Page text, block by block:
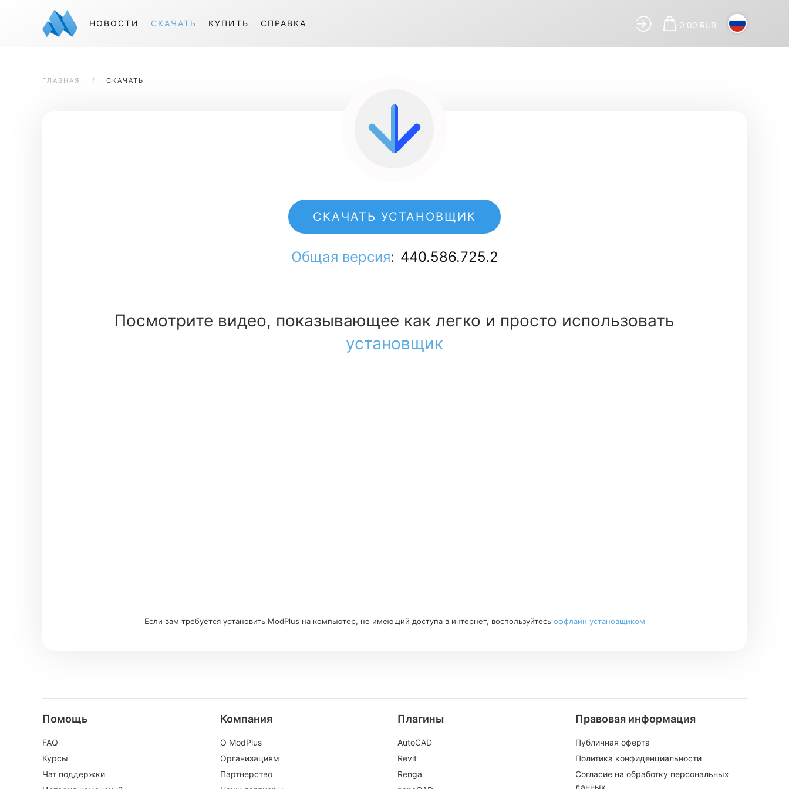
НОВОСТИ СКАЧАТЬ КУПИТЬ СПРАВКА 0.00 RUB
ГЛАВНАЯ СКАЧАТЬ
СКАЧАТЬ УСТАНОВЩИК
Общая версия: 440.586.725.2
Посмотрите видео, показывающее как легко и просто использовать
установщик
Если вам требуется установить ModPlus на компьютер, не имеющий доступа в интернет, воспользуйтесь оффлайн установщиком
Помощь
FAQ
Курсы
Чат поддержки
Компания
О ModPlus
Организациям
Партнерство
Плагины
AutoCAD
Revit
Renga
Правовая информация
Публичная оферта
Политика конфиденциальности
Согласие на обработку персональных